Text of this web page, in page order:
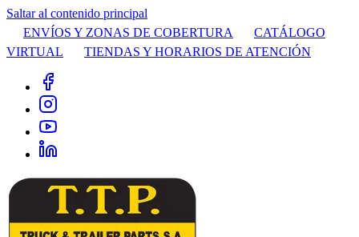
Saltar al contenido principal
ENVÍOS Y ZONAS DE COBERTURA
CATÁLOGO
VIRTUAL
TIENDAS Y HORARIOS DE ATENCIÓN